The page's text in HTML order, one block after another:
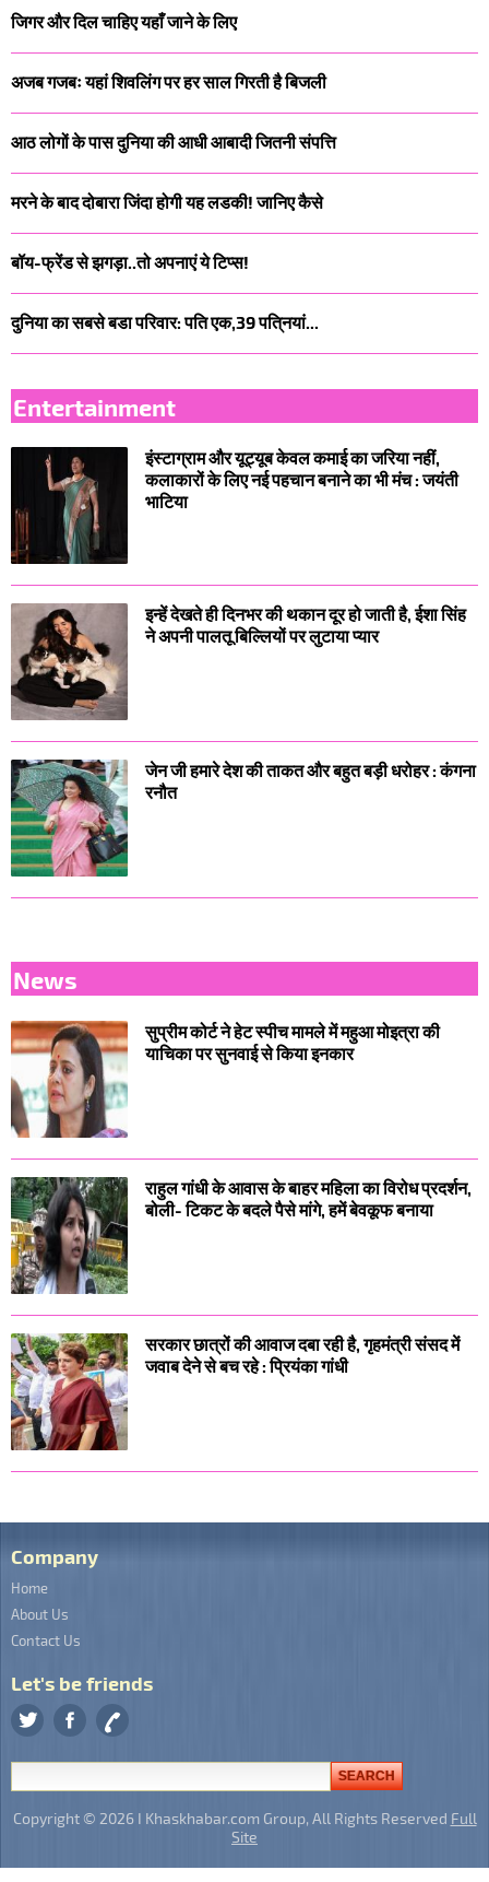
जिगर और दिल चाहिए यहाँ जाने के लिए
अजब गजबः यहां शिवलिंग पर हर साल गिरती है बिजली
आठ लोगों के पास दुनिया की आधी आबादी जितनी संपत्ति
मरने के बाद दोबारा जिंदा होगी यह लडकी! जानिए कैसे
बॉय-फ्रेंड से झगड़ा..तो अपनाएं ये टिप्स!
दुनिया का सबसे बडा परिवार: पति एक,39 पति्नयां...
Entertainment
इंस्टाग्राम और यूट्यूब केवल कमाई का जरिया नहीं,
कलाकारों के लिए नई पहचान बनाने का भी मंच : जयंती
भाटिया
इन्हें देखते ही दिनभर की थकान दूर हो जाती है, ईशा सिंह
ने अपनी पालतू बिल्लियों पर लुटाया प्यार
जेन जी हमारे देश की ताकत और बहुत बड़ी धरोहर : कंगना
रनौत
News
सुप्रीम कोर्ट ने हेट स्पीच मामले में महुआ मोइत्रा की
याचिका पर सुनवाई से किया इनकार
राहुल गांधी के आवास के बाहर महिला का विरोध प्रदर्शन,
बोली- टिकट के बदले पैसे मांगे, हमें बेवकूफ बनाया
सरकार छात्रों की आवाज दबा रही है, गृहमंत्री संसद में
जवाब देने से बच रहे : प्रियंका गांधी
Company
Home
About Us
Contact Us
Let's be friends
Copyright © 2026 I Khaskhabar.com Group, All Rights Reserved Full
Site